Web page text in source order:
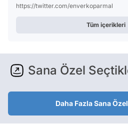
https://twitter.com/enverkoparmal
Tüm içerikleri
Sana Özel
Daha Fazla Sana